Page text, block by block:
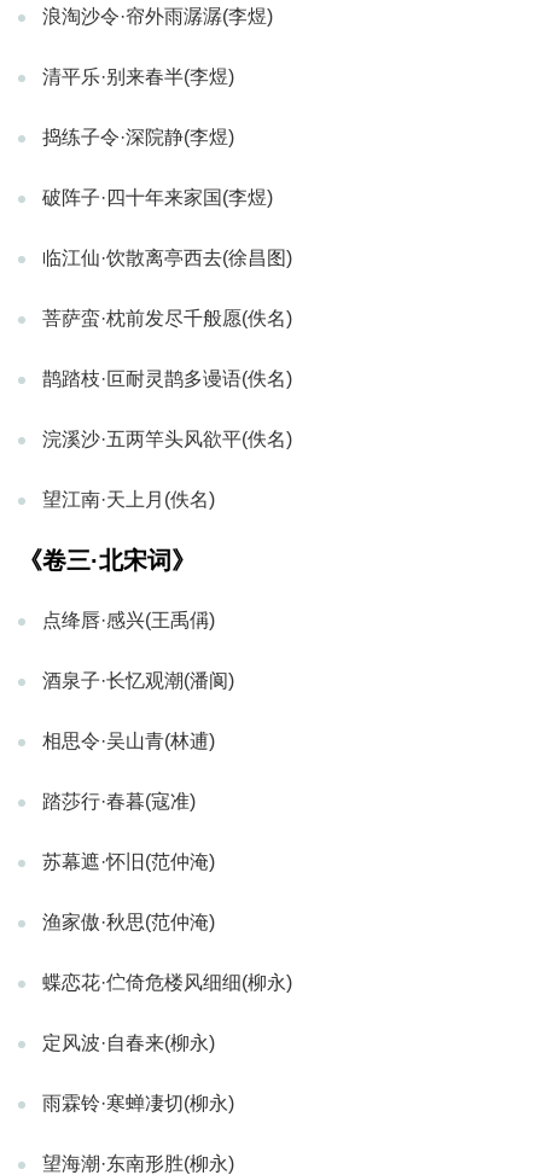
浪淘沙令·帘外雨潺潺(李煜)
清平乐·别来春半(李煜)
捣练子令·深院静(李煜)
破阵子·四十年来家国(李煜)
临江仙·饮散离亭西去(徐昌图)
菩萨蛮·枕前发尽千般愿(佚名)
鹊踏枝·叵耐灵鹊多谩语(佚名)
浣溪沙·五两竿头风欲平(佚名)
望江南·天上月(佚名)
《卷三·北宋词》
点绛唇·感兴(王禹偁)
酒泉子·长忆观潮(潘阆)
相思令·吴山青(林逋)
踏莎行·春暮(寇准)
苏幕遮·怀旧(范仲淹)
渔家傲·秋思(范仲淹)
蝶恋花·伫倚危楼风细细(柳永)
定风波·自春来(柳永)
雨霖铃·寒蝉凄切(柳永)
望海潮·东南形胜(柳永)